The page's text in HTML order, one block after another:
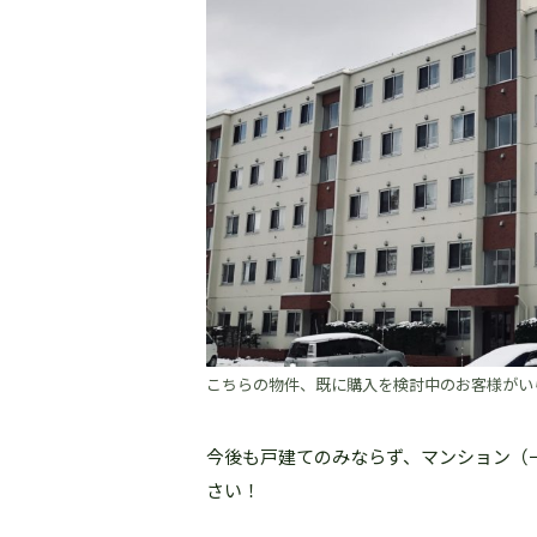
こちらの物件、既に購入を検討中のお客様が
今後も戸建てのみならず、マンション
さい！